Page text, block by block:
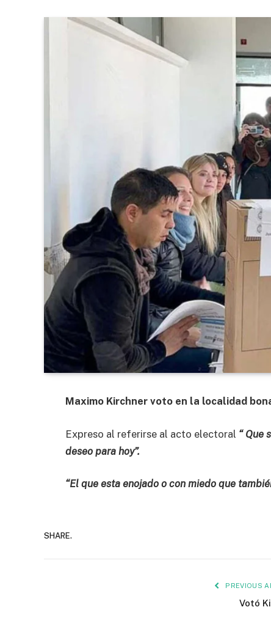
Maximo Kirchner voto en la localidad
Expreso al referirse al acto electoral “ Que
deseo para hoy”.
“El que esta enojado o con miedo que
SHARE.
PREVIOUS
Votó